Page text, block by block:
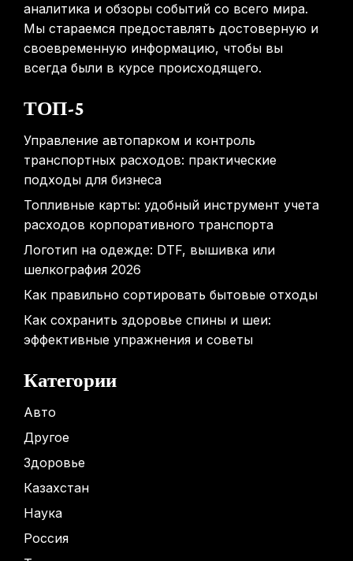
аналитика и обзоры событий со всего мира.
Мы стараемся предоставлять достоверную и
своевременную информацию, чтобы вы
всегда были в курсе происходящего.
ТОП-5
Управление автопарком и контроль
транспортных расходов: практические
подходы для бизнеса
Топливные карты: удобный инструмент учета
расходов корпоративного транспорта
Логотип на одежде: DTF, вышивка или
шелкография 2026
Как правильно сортировать бытовые отходы
Как сохранить здоровье спины и шеи:
эффективные упражнения и советы
Категории
Авто
Другое
Здоровье
Казахстан
Наука
Россия